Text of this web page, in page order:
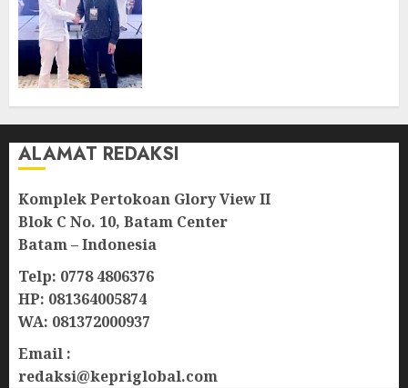
05/08/2026 0
ALAMAT REDAKSI
Komplek Pertokoan Glory View II
Blok C No. 10, Batam Center
Batam – Indonesia
Telp: 0778 4806376
HP: 081364005874
WA: 081372000937
Email :
redaksi@kepriglobal.com